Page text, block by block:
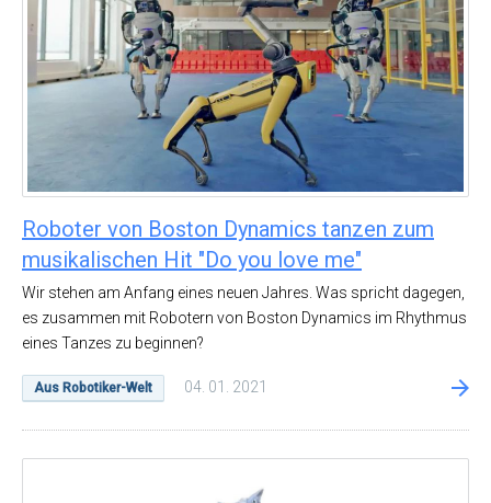
Roboter von Boston Dynamics tanzen zum
musikalischen Hit "Do you love me"
Wir stehen am Anfang eines neuen Jahres. Was spricht dagegen,
es zusammen mit Robotern von Boston Dynamics im Rhythmus
eines Tanzes zu beginnen?
Aus Robotiker-Welt 04. 01. 2021